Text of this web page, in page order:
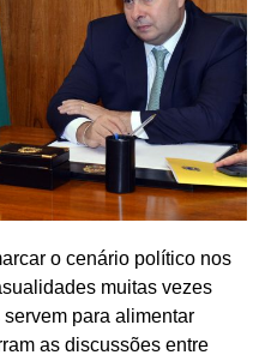
o cenário político nos
muitas vezes
para alimentar
as discussões entre